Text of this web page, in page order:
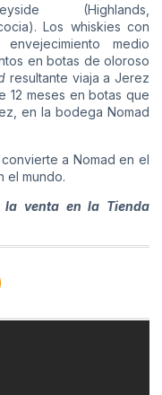
(Highlands,
Los whiskies con
envejecimiento medio
en botas de oloroso
resultante viaja a Jerez
12 meses en botas que
en la bodega Nomad
a Nomad en el
el mundo.
venta en la Tienda